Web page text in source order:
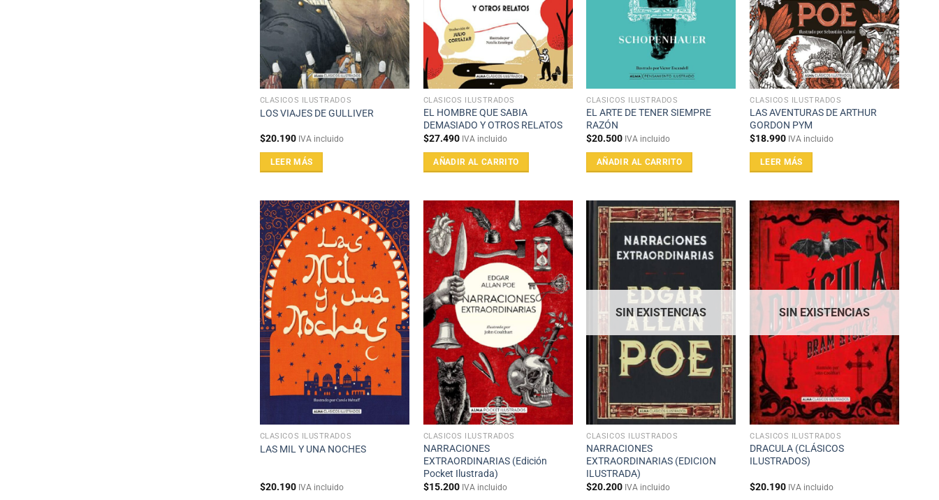
CLÁSICOS ILUSTRADOS
LOS VIAJES DE GULLIVER
$20.190 IVA incluido
LEER MÁS
CLÁSICOS ILUSTRADOS
EL HOMBRE QUE SABIA
DEMASIADO Y OTROS RELATOS
$27.490 IVA incluido
AÑADIR AL CARRITO
CLÁSICOS ILUSTRADOS
EL ARTE DE TENER SIEMPRE
RAZÓN
$20.500 IVA incluido
AÑADIR AL CARRITO
CLÁSICOS ILUSTRADOS
LAS AVENTURAS DE ARTHUR
GORDON PYM
$18.990 IVA incluido
LEER MÁS
CLÁSICOS ILUSTRADOS
LAS MIL Y UNA NOCHES
$20.190 IVA incluido
CLÁSICOS ILUSTRADOS
NARRACIONES
EXTRAORDINARIAS (Edición
Pocket Ilustrada)
$15.200 IVA incluido
SIN EXISTENCIAS
CLÁSICOS ILUSTRADOS
NARRACIONES
EXTRAORDINARIAS (EDICION
ILUSTRADA)
$20.200 IVA incluido
SIN EXISTENCIAS
CLÁSICOS ILUSTRADOS
DRACULA (CLÁSICOS
ILUSTRADOS)
$20.190 IVA incluido